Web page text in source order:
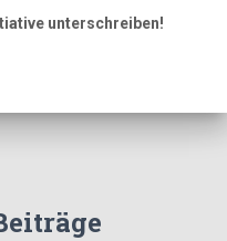
unterschreiben!